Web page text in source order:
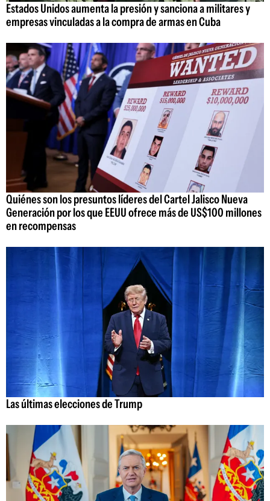
Estados Unidos aumenta la presión y sanciona a militares y
empresas vinculadas a la compra de armas en Cuba
Quiénes son los presuntos líderes del Cartel Jalisco Nueva
Generación por los que EEUU ofrece más de US$100 millones
en recompensas
Las últimas elecciones de Trump